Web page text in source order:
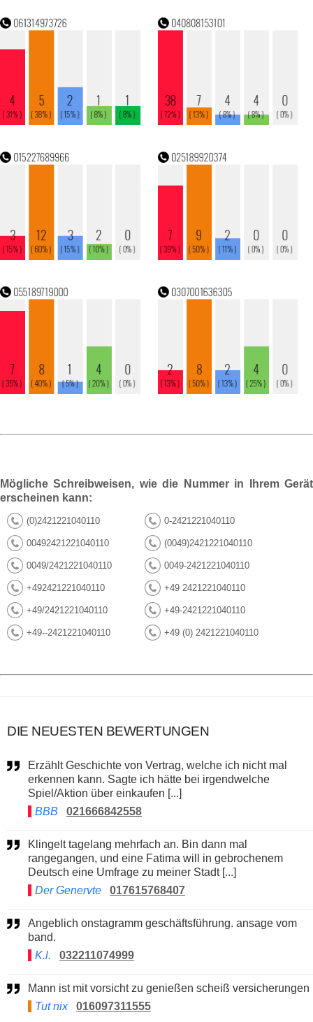
Mögliche Schreibweisen, wie die Nummer in Ihrem Gerät
erscheinen kann:
(0)2421221040110 0-2421221040110
00492421221040110 (0049)2421221040110
0049/2421221040110 0049-2421221040110
+492421221040110 +49 2421221040110
+49/2421221040110 +49-2421221040110
+49--2421221040110 +49 (0) 2421221040110
DIE NEUESTEN BEWERTUNGEN
Erzählt Geschichte von Vertrag, welche ich nicht mal
erkennen kann. Sagte ich hätte bei irgendwelche
Spiel/Aktion über einkaufen [...]
BBB
021666842558
Klingelt tagelang mehrfach an. Bin dann mal
rangegangen, und eine Fatima will in gebrochenem
Deutsch eine Umfrage zu meiner Stadt [...]
Der Genervte
017615768407
Angeblich onstagramm geschäftsführung. ansage vom
band.
K.l.
032211074999
Mann ist mit vorsicht zu genießen scheiß versicherungen
Tut nix
016097311555